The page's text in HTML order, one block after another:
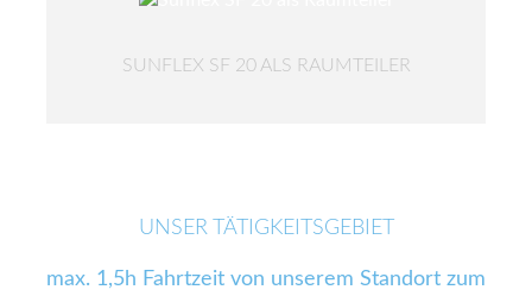
SUNFLEX SF 20 ALS RAUMTEILER
UNSER TÄTIGKEITSGEBIET
max. 1,5h Fahrtzeit von unserem Standort zum